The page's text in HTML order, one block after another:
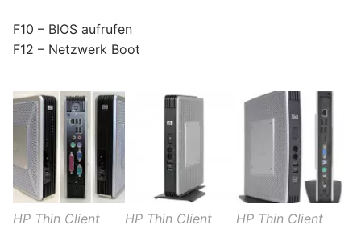
F10 – BIOS aufrufen
F12 – Netzwerk Boot
HP Thin Client
HP Thin Client
HP Thin Client